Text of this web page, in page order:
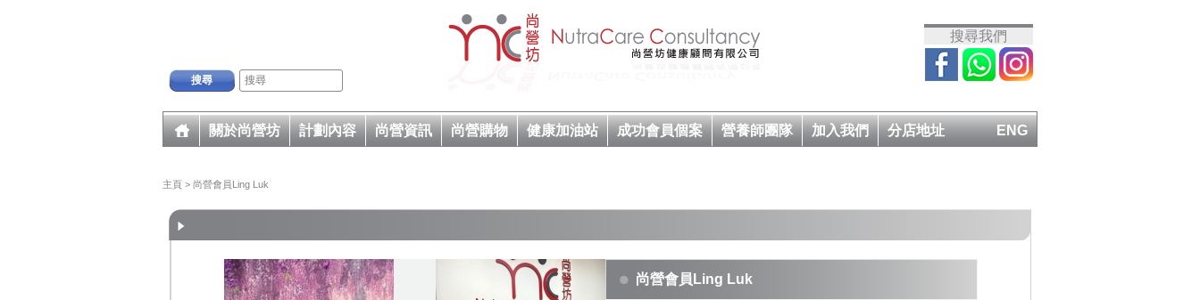
搜尋
搜尋我們
關於尚營坊 計劃內容 尚營資訊 尚營購物 健康加油站 成功會員個案 營養師團隊 加入我們 分店地址 ENG
主頁 > 尚營會員Ling Luk
尚營會員Ling Luk